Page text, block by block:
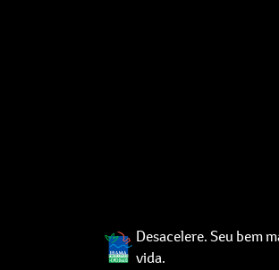
Desacelere. Seu bem
vida.